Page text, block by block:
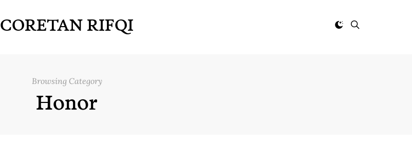
CORETAN RIFQI
Browsing Category
Honor